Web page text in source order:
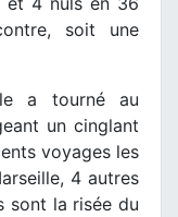
soit une
a tourné au
un cinglant
voyages les
4 autres
sont la risée du